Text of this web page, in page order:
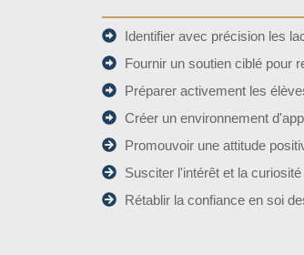
Identifier avec précision les
Fournir un soutien ciblé pour
Préparer activement les
Créer un environnement
Promouvoir une attitude
Susciter l'intérêt et la
Rétablir la confiance en soi